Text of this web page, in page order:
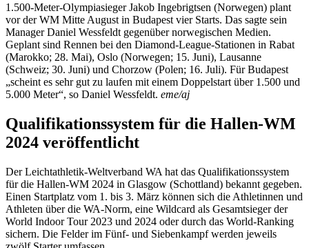
1.500-Meter-Olympiasieger Jakob Ingebrigtsen (Norwegen) plant
vor der WM Mitte August in Budapest vier Starts. Das sagte sein
Manager Daniel Wessfeldt gegenüber norwegischen Medien.
Geplant sind Rennen bei den Diamond-League-Stationen in Rabat
(Marokko; 28. Mai), Oslo (Norwegen; 15. Juni), Lausanne
(Schweiz; 30. Juni) und Chorzow (Polen; 16. Juli). Für Budapest
„scheint es sehr gut zu laufen mit einem Doppelstart über 1.500 und
5.000 Meter“, so Daniel Wessfeldt. eme/aj
Qualifikationssystem für die Hallen-WM
2024 veröffentlicht
Der Leichtathletik-Weltverband WA hat das Qualifikationssystem
für die Hallen-WM 2024 in Glasgow (Schottland) bekannt gegeben.
Einen Startplatz vom 1. bis 3. März können sich die Athletinnen und
Athleten über die WA-Norm, eine Wildcard als Gesamtsieger der
World Indoor Tour 2023 und 2024 oder durch das World-Ranking
sichern. Die Felder im Fünf- und Siebenkampf werden jeweils